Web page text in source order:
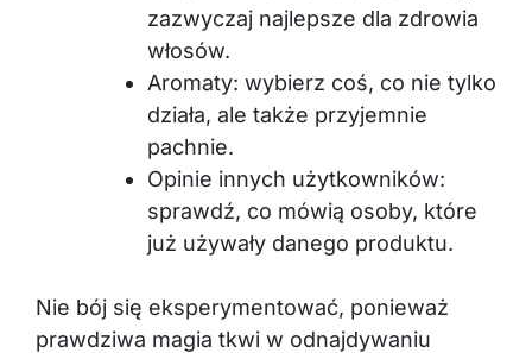
zazwyczaj najlepsze dla zdrowia
włosów.
Aromaty: wybierz coś, co nie tylko
działa, ale także przyjemnie
pachnie.
Opinie innych użytkowników:
sprawdź, co mówią osoby, które
już używały danego produktu.
Nie bój się eksperymentować, ponieważ
prawdziwa magia tkwi w odnajdywaniu